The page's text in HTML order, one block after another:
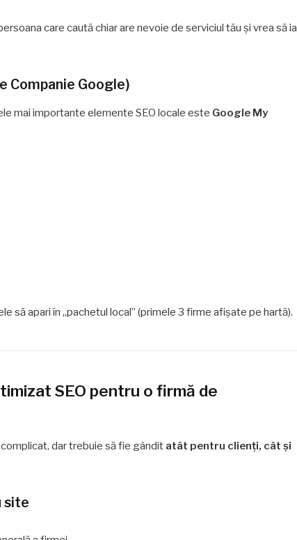
care caută chiar are nevoie de serviciul tău și vrea să ia
Companie Google)
mai importante elemente SEO locale este Google My
să apari în „pachetul local” (primele 3 firme afișate pe hartă).
SEO pentru o firmă de
dar trebuie să fie gândit atât pentru clienți, cât și
site